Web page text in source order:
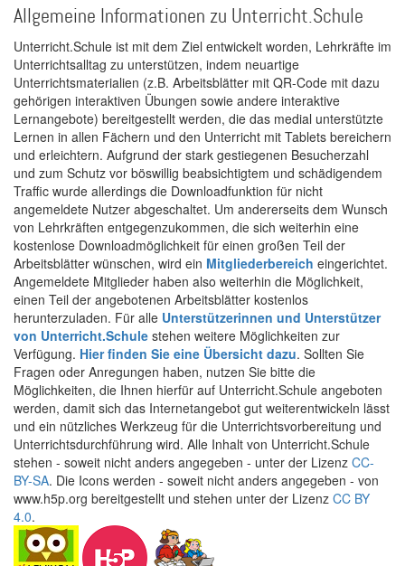
Allgemeine Informationen zu Unterricht.Schule
Unterricht.Schule ist mit dem Ziel entwickelt worden, Lehrkräfte im
Unterrichtsalltag zu unterstützen, indem neuartige
Unterrichtsmaterialien (z.B. Arbeitsblätter mit QR-Code mit dazu
gehörigen interaktiven Übungen sowie andere interaktive
Lernangebote) bereitgestellt werden, die das medial unterstützte
Lernen in allen Fächern und den Unterricht mit Tablets bereichern
und erleichtern. Aufgrund der stark gestiegenen Besucherzahl
und zum Schutz vor böswillig beabsichtigtem und schädigendem
Traffic wurde allerdings die Downloadfunktion für nicht
angemeldete Nutzer abgeschaltet. Um andererseits dem Wunsch
von Lehrkräften entgegenzukommen, die sich weiterhin eine
kostenlose Downloadmöglichkeit für einen großen Teil der
Arbeitsblätter wünschen, wird ein Mitgliederbereich eingerichtet.
Angemeldete Mitglieder haben also weiterhin die Möglichkeit,
einen Teil der angebotenen Arbeitsblätter kostenlos
herunterzuladen. Für alle Unterstützerinnen und Unterstützer
von Unterricht.Schule stehen weitere Möglichkeiten zur
Verfügung. Hier finden Sie eine Übersicht dazu. Sollten Sie
Fragen oder Anregungen haben, nutzen Sie bitte die
Möglichkeiten, die Ihnen hierfür auf Unterricht.Schule angeboten
werden, damit sich das Internetangebot gut weiterentwickeln lässt
und ein nützliches Werkzeug für die Unterrichtsvorbereitung und
Unterrichtsdurchführung wird. Alle Inhalt von Unterricht.Schule
stehen - soweit nicht anders angegeben - unter der Lizenz CC-
BY-SA. Die Icons werden - soweit nicht anders angegeben - von
www.h5p.org bereitgestellt und stehen unter der Lizenz CC BY
4.0.